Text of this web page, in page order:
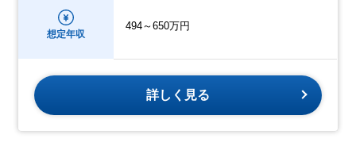
想定年収
494～650万円
詳しく見る